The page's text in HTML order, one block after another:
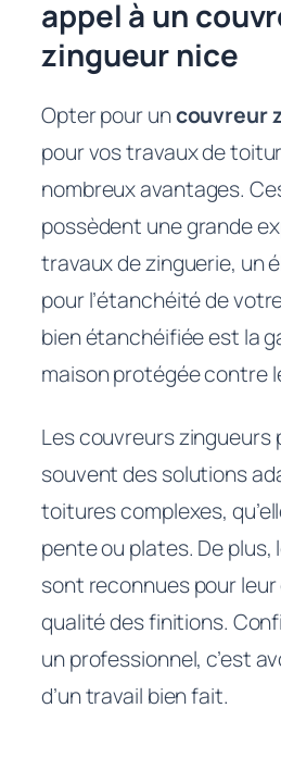
appel à un
zingueur nice
Opter pour uncouvreur
pour vos travaux de
nombreux avantages.
possèdent une grande
travaux de zinguerie, un
pour l’étanchéité de
bien étanchéifiée est la
maison protégée contre
Les couvreurs zingueurs
souvent des solutions
toitures complexes,
pente ou plates. De
sont reconnues pour
qualité des finitions.
un professionnel, c’est
d’un travail bien fait.